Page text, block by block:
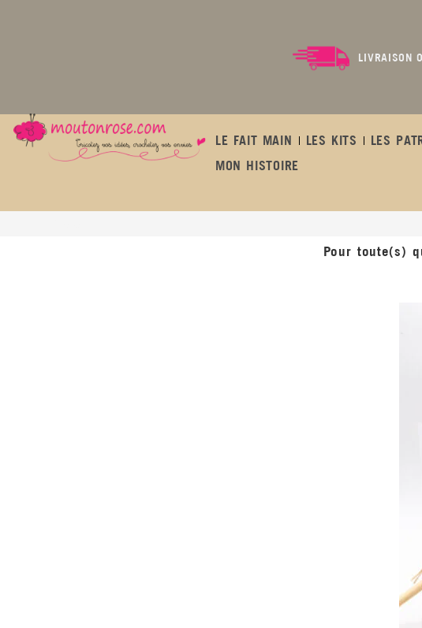
LIVRAISON
LE FAIT MAIN LES KITS LES
MON HISTOIRE
Pour toute(s)